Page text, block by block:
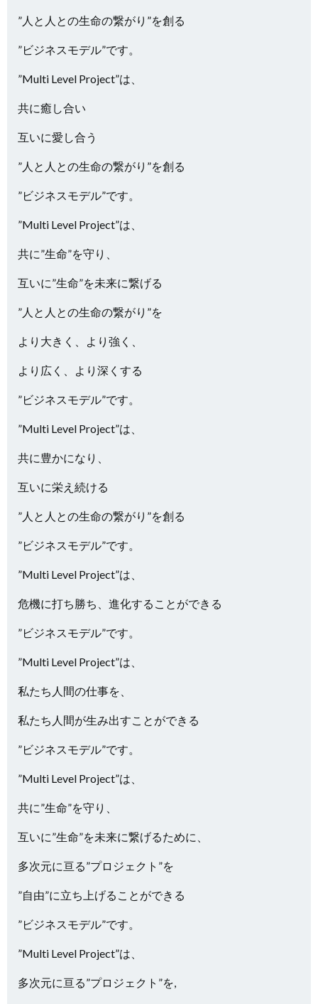
”人と人との生命の繋がり”を創る
”ビジネスモデル”です。
”Multi Level Project”は、
共に癒し合い
互いに愛し合う
”人と人との生命の繋がり”を創る
”ビジネスモデル”です。
”Multi Level Project”は、
共に”生命”を守り、
互いに”生命”を未来に繋げる
”人と人との生命の繋がり”を
より大きく、より強く、
より広く、より深くする
”ビジネスモデル”です。
”Multi Level Project”は、
共に豊かになり、
互いに栄え続ける
”人と人との生命の繋がり”を創る
”ビジネスモデル”です。
”Multi Level Project”は、
危機に打ち勝ち、進化することができる
”ビジネスモデル”です。
”Multi Level Project”は、
私たち人間の仕事を、
私たち人間が生み出すことができる
”ビジネスモデル”です。
”Multi Level Project”は、
共に”生命”を守り、
互いに”生命”を未来に繋げるために、
多次元に亘る”プロジェクト”を
”自由”に立ち上げることができる
”ビジネスモデル”です。
”Multi Level Project”は、
多次元に亘る”プロジェクト”を,